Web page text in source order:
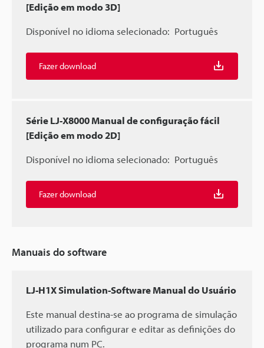
[Edição em modo 3D]
Disponível no idioma selecionado: Português
Fazer download
Série LJ-X8000 Manual de configuração fácil
[Edição em modo 2D]
Disponível no idioma selecionado: Português
Fazer download
Manuais do software
LJ-H1X Simulation-Software Manual do Usuário
Este manual destina-se ao programa de simulação
utilizado para configurar e editar as definições do
programa num PC.